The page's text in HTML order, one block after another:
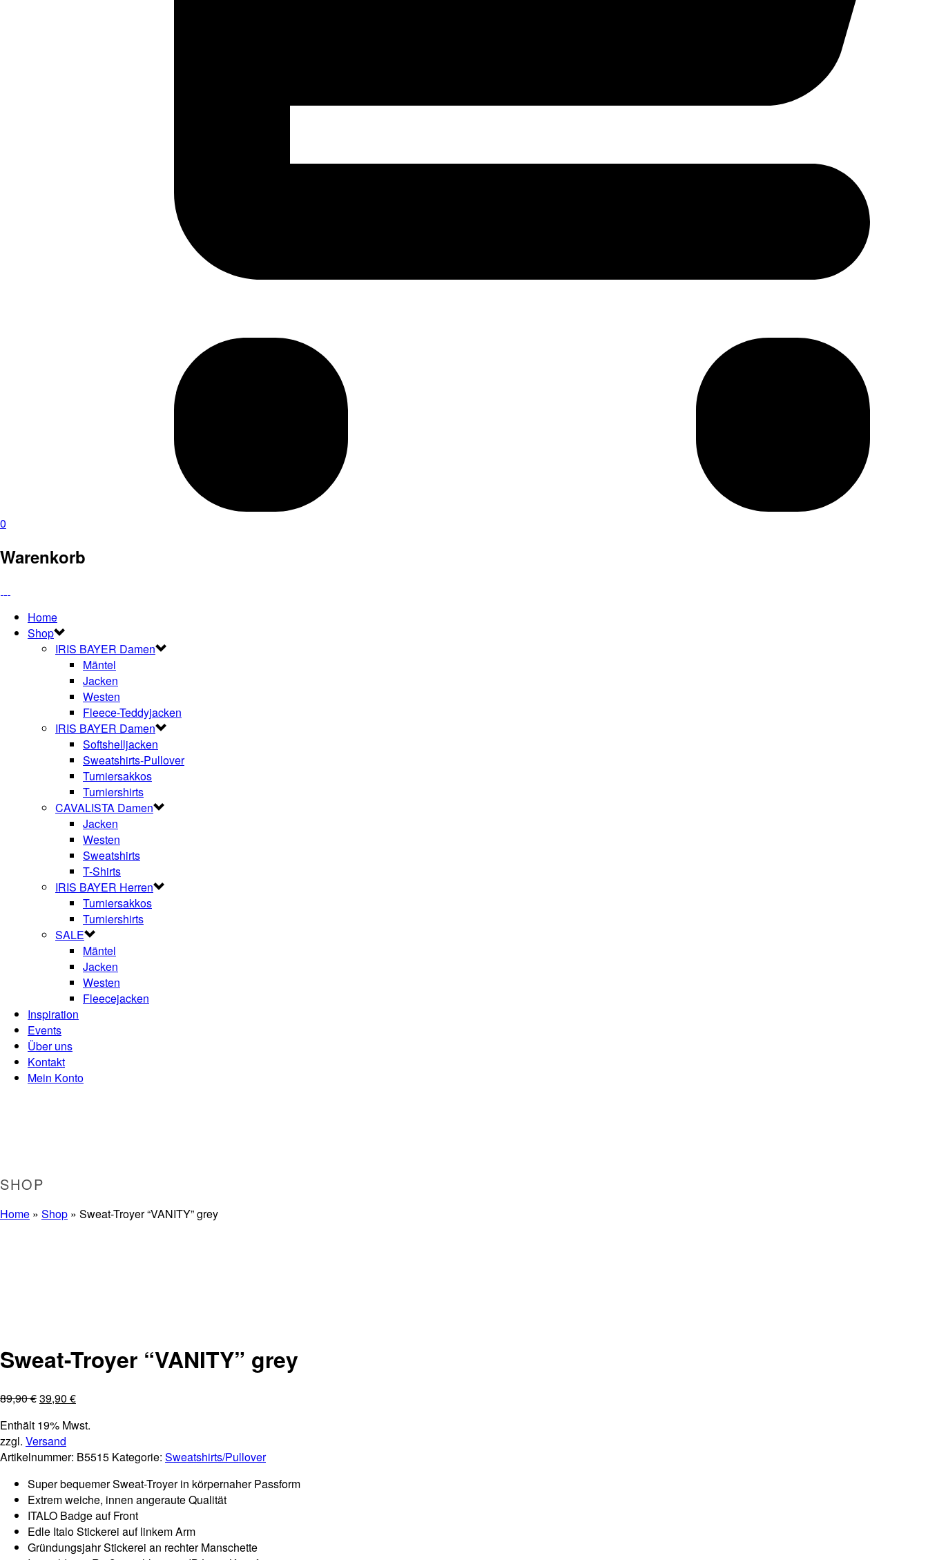
0
Warenkorb
Home
Shop
IRIS BAYER Damen
Mäntel
Jacken
Westen
Fleece-Teddyjacken
IRIS BAYER Damen
Softshelljacken
Sweatshirts-Pullover
Turniersakkos
Turniershirts
CAVALISTA Damen
Jacken
Westen
Sweatshirts
T-Shirts
IRIS BAYER Herren
Turniersakkos
Turniershirts
SALE
Mäntel
Jacken
Westen
Fleecejacken
Inspiration
Events
Über uns
Kontakt
Mein Konto
SHOP
Home » Shop » Sweat-Troyer “VANITY” grey
Sweat-Troyer “VANITY” grey
89,90€39,90 €
Enthält 19% Mwst.
zzgl. Versand
Artikelnummer: B5515 Kategorie: Sweatshirts/Pullover
Super bequemer Sweat-Troyer in körpernaher Passform
Extrem weiche, innen angeraute Qualität
ITALO Badge auf Front
Edle Italo Stickerei auf linkem Arm
Gründungsjahr Stickerei an rechter Manschette